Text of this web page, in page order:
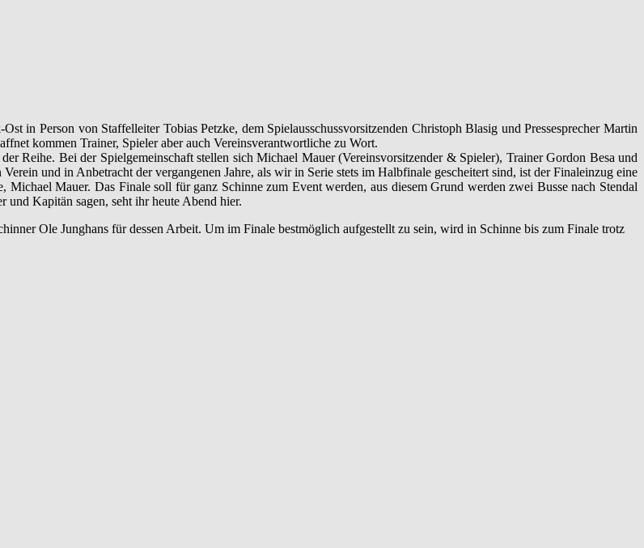
in Person von Staffelleiter Tobias Petzke, dem Spielausschussvorsitzenden Christoph Blasig und Pressesprecher Martin
kommen Trainer, Spieler aber auch Vereinsverantwortliche zu Wort.
Reihe. Bei der Spielgemeinschaft stellen sich Michael Mauer (Vereinsvorsitzender & Spieler), Trainer Gordon Besa und
und in Anbetracht der vergangenen Jahre, als wir in Serie stets im Halbfinale gescheitert sind, ist der Finaleinzug eine
Mauer. Das Finale soll für ganz Schinne zum Event werden, aus diesem Grund werden zwei Busse nach Stendal
und Kapitän sagen, seht ihr heute Abend hier.
Ole Junghans für dessen Arbeit. Um im Finale bestmöglich aufgestellt zu sein, wird in Schinne bis zum Finale trotz